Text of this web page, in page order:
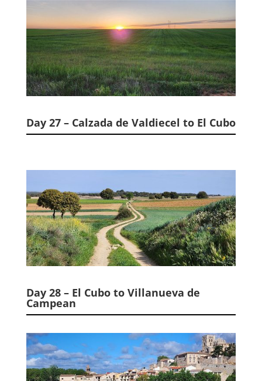
Day 27 – Calzada de Valdiecel to El Cubo
Day 28 – El Cubo to Villanueva de
Campean